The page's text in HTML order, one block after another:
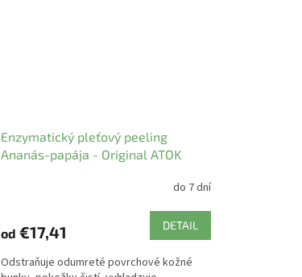
Enzymatický pleťový peeling
Ananás-papája - Original ATOK
do 7 dní
od €17,41 DETAIL
Odstraňuje odumreté povrchové kožné